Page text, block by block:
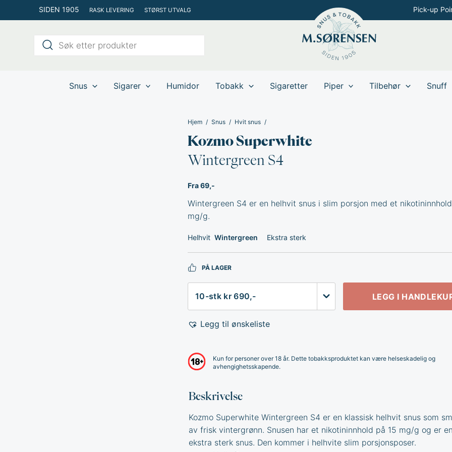
rett
SIDEN 1905 RASK LEVERING STØRST UTVALG Pick-up
Products
search
Snus Sigarer Humidor Tobakk Sigaretter Piper Tilbehør Snuff
Hjem Snus Hvit snus
Kozmo Superwhite
Wintergreen S4
Fra 69,-
Wintergreen S4 er en helhvit snus i slim porsjon med et
mg/g.
Helhvit Wintergreen Ekstra sterk
PÅ LAGER
LEGG I
Legg til ønskeliste
Kun for personer over 18 år. Dette tobakksproduktet kan være helseskadelig og
avhengighetsskapende.
Beskrivelse
Kozmo Superwhite Wintergreen S4 er en klassisk helhvit snus som
av frisk vintergrønn. Snusen har et nikotininnhold på 15 mg/g og er en
ekstra sterk snus. Den kommer i helhvite slim porsjonsposer.